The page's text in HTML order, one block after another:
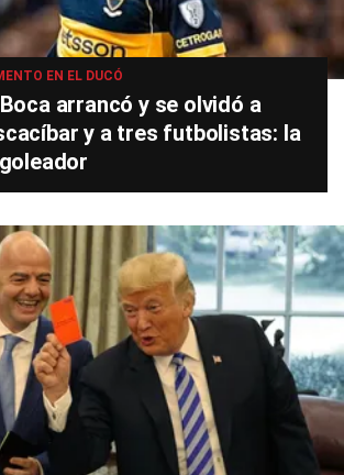
EN EL DUCÓ
arrancó y se olvidó a
y a tres futbolistas: la